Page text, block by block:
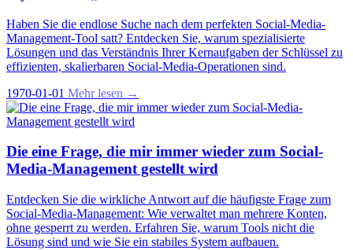
Haben Sie die endlose Suche nach dem perfekten Social-Media-
Management-Tool satt? Entdecken Sie, warum spezialisierte
Lösungen und das Verständnis Ihrer Kernaufgaben der Schlüssel zu
effizienten, skalierbaren Social-Media-Operationen sind.
1970-01-01 Mehr lesen →
Die eine Frage, die mir immer wieder zum Social-
Media-Management gestellt wird
Entdecken Sie die wirkliche Antwort auf die häufigste Frage zum
Social-Media-Management: Wie verwaltet man mehrere Konten,
ohne gesperrt zu werden. Erfahren Sie, warum Tools nicht die
Lösung sind und wie Sie ein stabiles System aufbauen.